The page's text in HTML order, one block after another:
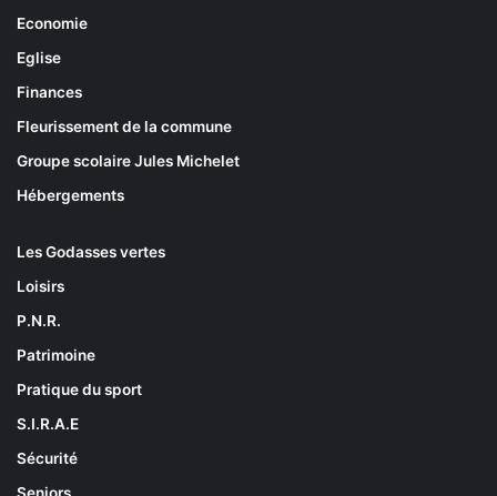
Economie
Eglise
Finances
Fleurissement de la commune
Groupe scolaire Jules Michelet
Hébergements
Les Godasses vertes
Loisirs
P.N.R.
Patrimoine
Pratique du sport
S.I.R.A.E
Sécurité